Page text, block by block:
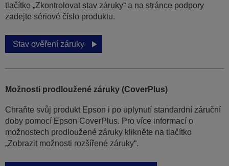
tlačítko „Zkontrolovat stav záruky“ a na stránce podpory
zadejte sériové číslo produktu.
Stav ověření záruky
Možnosti prodloužené záruky (CoverPlus)
Chraňte svůj produkt Epson i po uplynutí standardní záruční
doby pomocí Epson CoverPlus. Pro více informací o
možnostech prodloužené záruky klikněte na tlačítko
„Zobrazit možnosti rozšířené záruky“.